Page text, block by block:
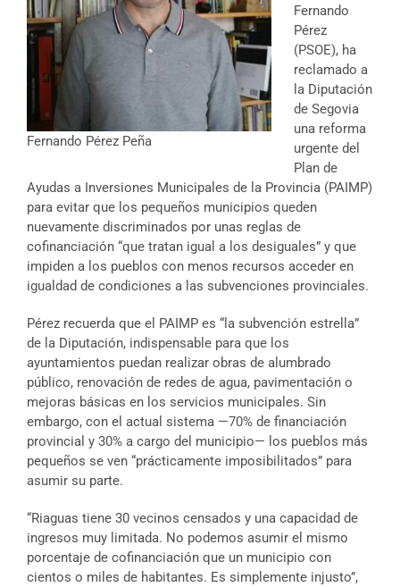
Fernando Pérez Peña
Fernando
Pérez
(PSOE), ha
reclamado a
la Diputación
de Segovia
una reforma
urgente del
Plan de
Ayudas a Inversiones Municipales de la Provincia (PAIMP)
para evitar que los pequeños municipios queden
nuevamente discriminados por unas reglas de
cofinanciación “que tratan igual a los desiguales” y que
impiden a los pueblos con menos recursos acceder en
igualdad de condiciones a las subvenciones provinciales.
Pérez recuerda que el PAIMP es “la subvención estrella”
de la Diputación, indispensable para que los
ayuntamientos puedan realizar obras de alumbrado
público, renovación de redes de agua, pavimentación o
mejoras básicas en los servicios municipales. Sin
embargo, con el actual sistema —70% de financiación
provincial y 30% a cargo del municipio— los pueblos más
pequeños se ven “prácticamente imposibilitados” para
asumir su parte.
“Riaguas tiene 30 vecinos censados y una capacidad de
ingresos muy limitada. No podemos asumir el mismo
porcentaje de cofinanciación que un municipio con
cientos o miles de habitantes. Es simplemente injusto”,